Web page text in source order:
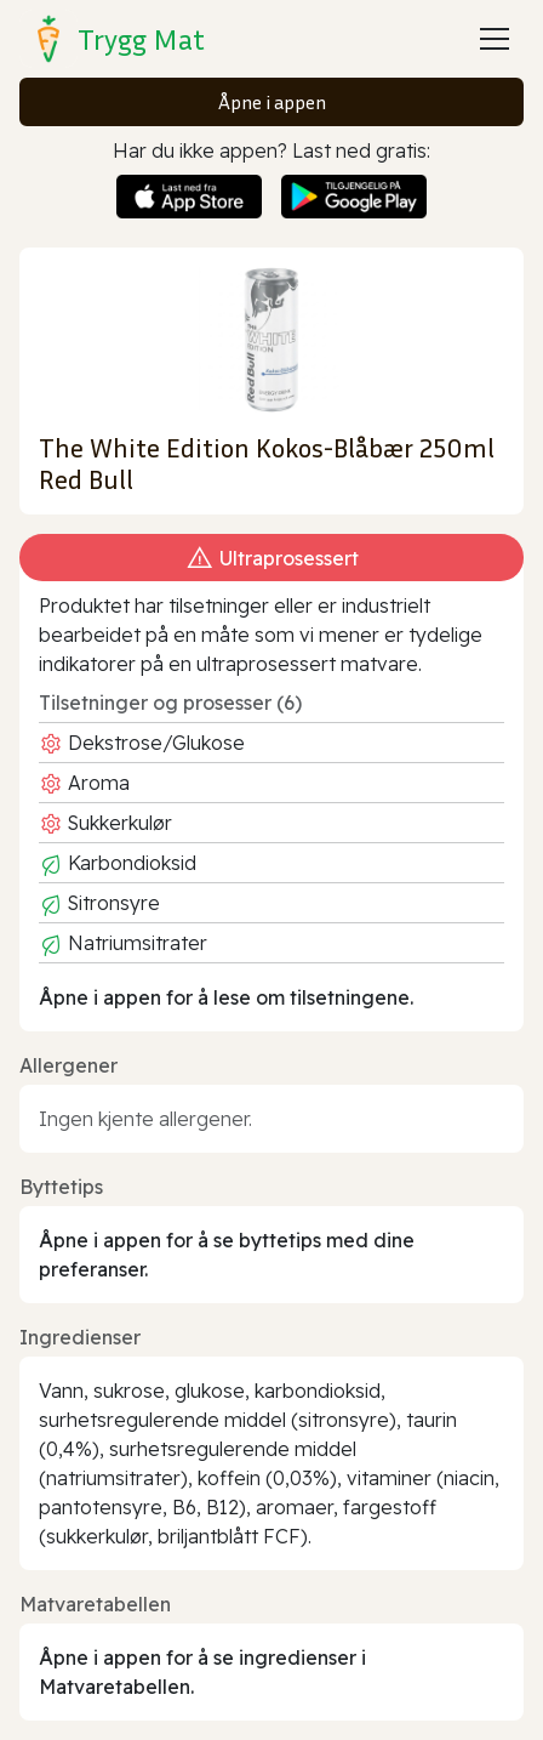
Trygg Mat
Åpne i appen
Har du ikke appen? Last ned gratis:
The White Edition Kokos-Blåbær 250ml
Red Bull
Ultraprosessert
Produktet har tilsetninger eller er industrielt
bearbeidet på en måte som vi mener er tydelige
indikatorer på en ultraprosessert matvare.
Tilsetninger og prosesser (6)
Dekstrose/Glukose
Aroma
Sukkerkulør
Karbondioksid
Sitronsyre
Natriumsitrater
Åpne i appen for å lese om tilsetningene.
Allergener
Ingen kjente allergener.
Byttetips
Åpne i appen for å se byttetips med dine
preferanser.
Ingredienser
Vann, sukrose, glukose, karbondioksid,
surhetsregulerende middel (sitronsyre), taurin
(0,4%), surhetsregulerende middel
(natriumsitrater), koffein (0,03%), vitaminer (niacin,
pantotensyre, B6, B12), aromaer, fargestoff
(sukkerkulør, briljantblått FCF).
Matvaretabellen
Åpne i appen for å se ingredienser i
Matvaretabellen.